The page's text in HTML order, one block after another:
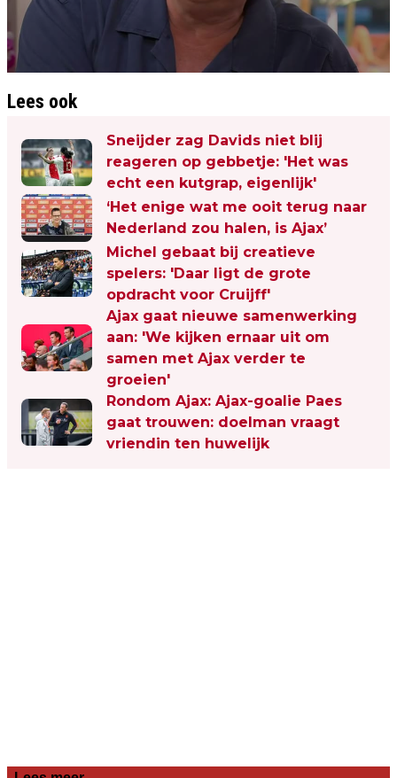
Lees ook
Sneijder zag Davids niet blij
reageren op gebbetje: 'Het was
echt een kutgrap, eigenlijk'
‘Het enige wat me ooit terug naar
Nederland zou halen, is Ajax’
Michel gebaat bij creatieve
spelers: 'Daar ligt de grote
opdracht voor Cruijff'
Ajax gaat nieuwe samenwerking
aan: 'We kijken ernaar uit om
samen met Ajax verder te
groeien'
Rondom Ajax: Ajax-goalie Paes
gaat trouwen: doelman vraagt
vriendin ten huwelijk